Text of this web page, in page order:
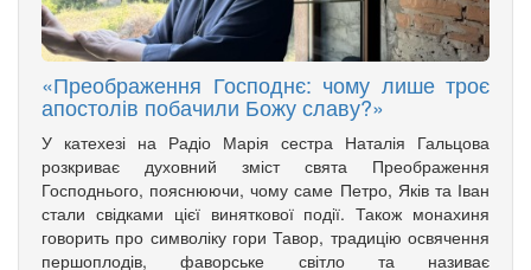
«Преображення Господнє: чому лише троє
апостолів побачили Божу славу?»
У катехезі на Радіо Марія сестра Наталія Гальцова
розкриває духовний зміст свята Преображення
Господнього, пояснюючи, чому саме Петро, Яків та Іван
стали свідками цієї виняткової події. Також монахиня
говорить про символіку гори Тавор, традицію освячення
першоплодів, фаворське світло та називає